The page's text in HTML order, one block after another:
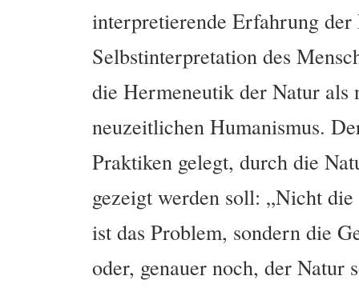
interpretierende Erfahrung
Selbstinterpretation des
die Hermeneutik der Natur
neuzeitlichen Humanismus.
Praktiken gelegt, durch die
gezeigt werden soll: „Nicht
ist das Problem, sondern die
oder, genauer noch, der Natur